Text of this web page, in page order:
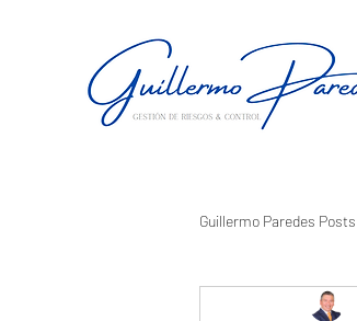
Guillermo Paredes Posts